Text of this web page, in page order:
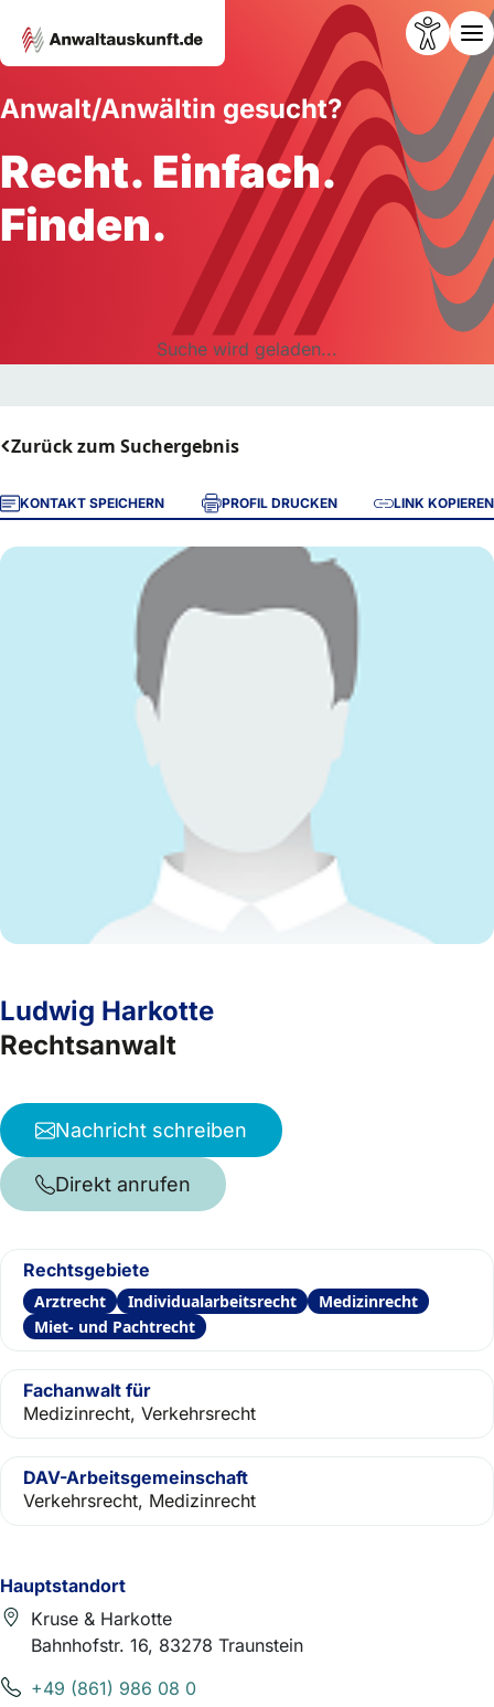
Anwalt/Anwältin gesucht?
Recht. Einfach.
Finden.
Suche wird geladen...
Zurück zum Suchergebnis
KONTAKT SPEICHERN PROFIL DRUCKEN LINK KOPIEREN
Hauptstandort
Kruse & Harkotte
Bahnhofstr. 16, 83278 Traunstein
+49 (861) 986 08 0
Ludwig Harkotte
Rechtsanwalt
Nachricht schreiben
Direkt anrufen
Rechtsgebiete
Arztrecht Individualarbeitsrecht
Medizinrecht
Miet- und Pachtrecht
Fachanwalt für
Medizinrecht, Verkehrsrecht
DAV-Arbeitsgemeinschaft
Verkehrsrecht, Medizinrecht